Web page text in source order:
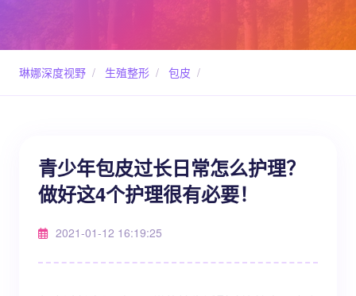
琳娜深度视野 / 生殖整形 / 包皮 /
青少年包皮过长日常怎么护理？
做好这4个护理很有必要！
2021-01-12 16:19:25